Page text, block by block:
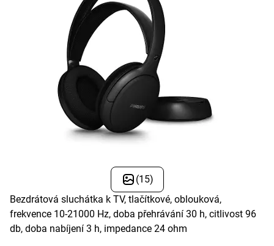
(15)
Bezdrátová sluchátka k TV, tlačítkové, oblouková,
frekvence 10-21000 Hz, doba přehrávání 30 h, citlivost 96
db, doba nabíjení 3 h, impedance 24 ohm